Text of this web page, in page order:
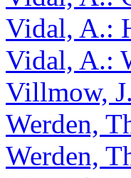
Vidal, A.:
Vidal, A.:
Villmow,
Werden,
Werden,